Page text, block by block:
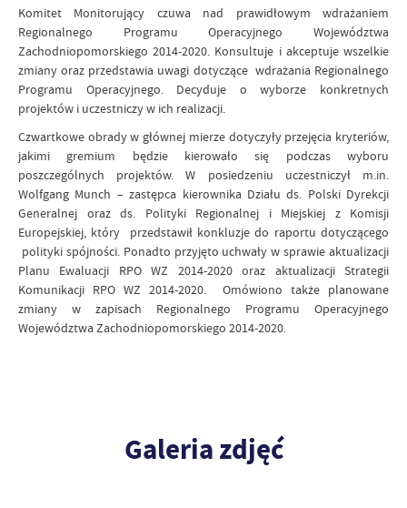
Komitet Monitorujący czuwa nad prawidłowym wdrażaniem
Regionalnego Programu Operacyjnego Województwa
Zachodniopomorskiego 2014-2020. Konsultuje i akceptuje wszelkie
zmiany oraz przedstawia uwagi dotyczące wdrażania Regionalnego
Programu Operacyjnego. Decyduje o wyborze konkretnych
projektów i uczestniczy w ich realizacji.
Czwartkowe obrady w głównej mierze dotyczyły przejęcia kryteriów,
jakimi gremium będzie kierowało się podczas wyboru
poszczególnych projektów. W posiedzeniu uczestniczył m.in.
Wolfgang Munch – zastępca kierownika Działu ds. Polski Dyrekcji
Generalnej oraz ds. Polityki Regionalnej i Miejskiej z Komisji
Europejskiej, który przedstawił konkluzje do raportu dotyczącego
polityki spójności. Ponadto przyjęto uchwały w sprawie aktualizacji
Planu Ewaluacji RPO WZ 2014-2020 oraz aktualizacji Strategii
Komunikacji RPO WZ 2014-2020. Omówiono także planowane
zmiany w zapisach Regionalnego Programu Operacyjnego
Województwa Zachodniopomorskiego 2014-2020.
Galeria zdjęć